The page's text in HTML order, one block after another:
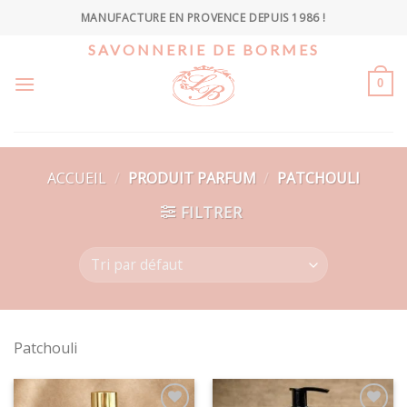
MANUFACTURE EN PROVENCE DEPUIS 1986 !
SAVONNERIE DE BORMES
0
ACCUEIL / PRODUIT PARFUM / PATCHOULI
FILTRER
Patchouli